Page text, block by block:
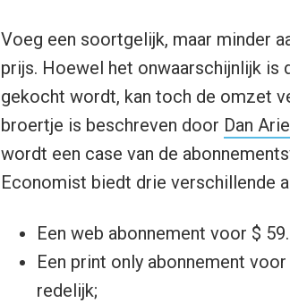
Voeg een soortgelijk, maar minder
prijs. Hoewel het onwaarschijnlijk
gekocht wordt, kan toch de omzet
broertje is beschreven door Dan
wordt een case van de
Economist biedt drie verschillende
Een web abonnement voor $
Een print only abonnement
redelijk;